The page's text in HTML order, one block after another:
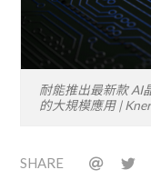
耐能推出最新款 AI
的大規模應用 |
SHARE